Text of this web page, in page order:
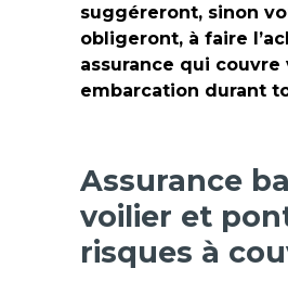
suggéreront, sinon
obligeront, à faire
assurance qui couvre
embarcation durant
Assurance
voilier et
risques à